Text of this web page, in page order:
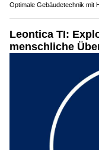
Optimale Gebäudetechnik mit
Leontica TI:
menschliche